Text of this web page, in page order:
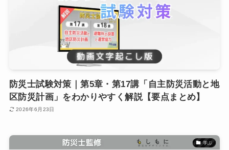
防災士試験対策｜第5章・第17講「自主防災活動と地
区防災計画」をわかりやすく解説【要点まとめ】
2026年6月23日
学ぶ